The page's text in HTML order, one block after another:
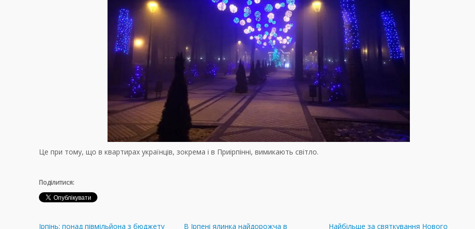
Це при тому, що в квартирах українців, зокрема і в Приірпінні, вимикають світло.
Поділитися:
Ірпінь: понад півмільйона з бюджету В Ірпені ялинка найдорожча в Найбільше за святкування Нового